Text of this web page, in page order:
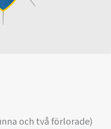
och två förlorade)